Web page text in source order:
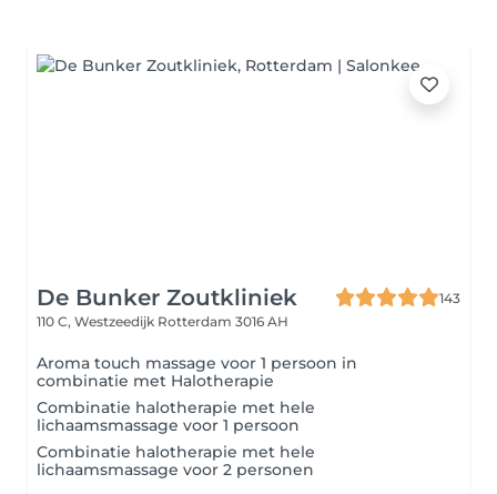
De Bunker Zoutkliniek
143
110 C, Westzeedijk Rotterdam 3016 AH
Aroma touch massage voor 1 persoon in
combinatie met Halotherapie
Combinatie halotherapie met hele
lichaamsmassage voor 1 persoon
Combinatie halotherapie met hele
lichaamsmassage voor 2 personen